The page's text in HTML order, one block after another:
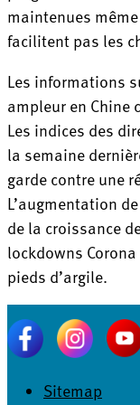
maintenues
facilitent pas les
Les informations
ampleur en Chine
Les indices des
la semaine
garde contre une
L’augmentation
de la croissance
lockdowns
pieds d’argile.
Sitemap